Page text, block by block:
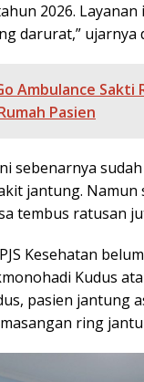
2026.
darurat,” ujarnya
Ambulance Sakti
Pasien
sebenarnya
jantung.
tembus ratusan
Kesehatan
Kudus
pasien jantung
ring